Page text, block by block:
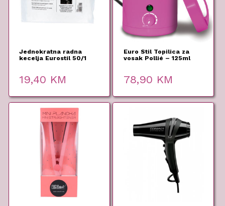
Jednokratna radna
kecelja Eurostil 50/1
19,40 KM
Euro Stil Topilica za
vosak Pollié – 125ml
78,90 KM